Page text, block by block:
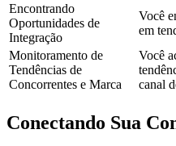
Encontrando
Oportunidades de
Integração
Você
em
Monitoramento de
Tendências de
Concorrentes e Marca
Você
canal
Conectando Sua